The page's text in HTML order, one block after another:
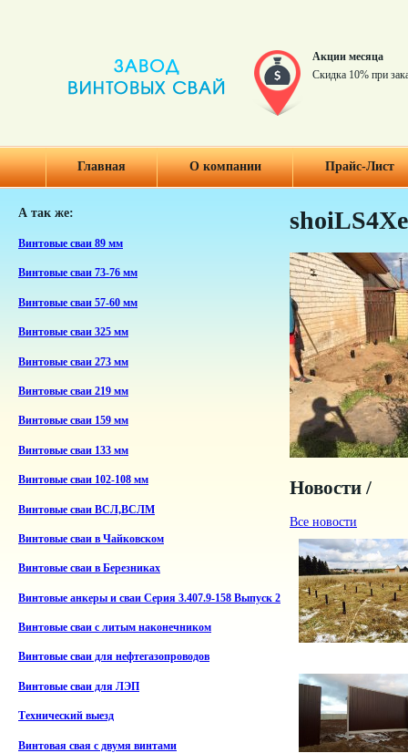
Акции месяца
Скидка 10% при
Главная О компании Прайс-Лист
А так же:
Винтовые сваи 89 мм
Винтовые сваи 73-76 мм
Винтовые сваи 57-60 мм
Винтовые сваи 325 мм
Винтовые сваи 273 мм
Винтовые сваи 219 мм
Винтовые сваи 159 мм
Винтовые сваи 133 мм
Винтовые сваи 102-108 мм
Винтовые сваи ВСЛ,ВСЛМ
Винтовые сваи в Чайковском
Винтовые сваи в Березниках
Винтовые анкеры и сваи Серия 3.407.9-158 Выпуск 2
Винтовые сваи с литым наконечником
Винтовые сваи для нефтегазопроводов
Винтовые сваи для ЛЭП
Технический выезд
Винтовая свая с двумя винтами
Новости /
Все новости